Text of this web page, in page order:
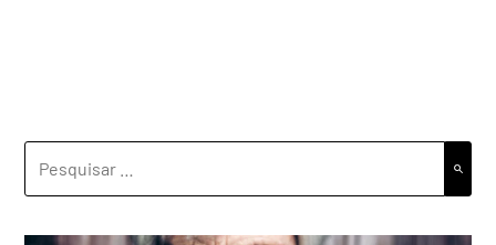
POR: